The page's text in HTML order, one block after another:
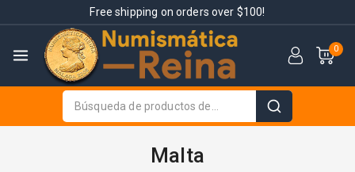
Free shipping on orders over $100!
0
Malta